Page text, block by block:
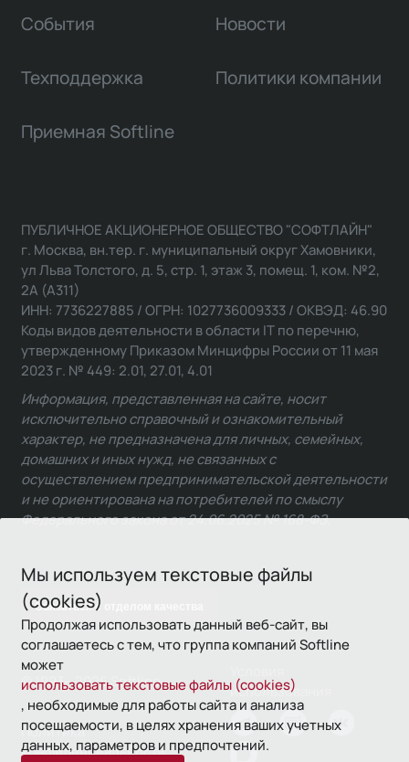
Мы используем текстовые файлы
(cookies)
Продолжая использовать данный веб-сайт, вы
соглашаетесь с тем, что группа компаний Softline
может
использовать текстовые файлы (cookies)
, необходимые для работы сайта и анализа
посещаемости, в целях хранения ваших учетных
данных, параметров и предпочтений.
События Новости
Техподдержка Политики компании
Приемная Softline
Связаться с отделом качества
ПУБЛИЧНОЕ АКЦИОНЕРНОЕ ОБЩЕСТВО "СОФТЛАЙН"
г. Москва, вн.тер. г. муниципальный округ Хамовники,
ул Льва Толстого, д. 5, стр. 1, этаж 3, помещ. 1, ком. №2,
2А (А311)
ИНН: 7736227885 / ОГРН: 1027736009333 / ОКВЭД: 46.90
Коды видов деятельности в области IT по перечню,
утвержденному Приказом Минцифры России от 11 мая
2023 г. № 449: 2.01, 27.01, 4.01
Информация, представленная на сайте, носит
исключительно справочный и ознакомительный
характер, не предназначена для личных, семейных,
домашних и иных нужд, не связанных с
осуществлением предпринимательской деятельности
и не ориентирована на потребителей по смыслу
Федерального закона от 24.06.2025 № 168-ФЗ.
© 1993—2026 Softline
использования
Политика
конфиденциальности